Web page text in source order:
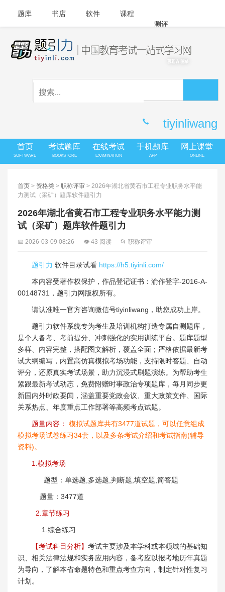
题库 书店 软件
课程
测评
APP下载
tiyinliwang
首页
SOFTWARE
考试题库
BOOKSTORE
在线考试
EXAMINATION
手机题库
APP
网上课堂
ONLINE
首页 > 资格类 > 职称评审 > 2026年湖北省黄石市工程专业职务水平能
力测试（采矿）题库软件题引力
2026年湖北省黄石市工程专业职务水平能力测
试（采矿）题库软件题引力
📅 2026-03-09 08:26 👁 43 阅读 📂 职称评审
题引力 软件目录试看 https://h5.tiyinli.com/
本内容受著作权保护，作品登记证书：渝作登字-2016-A-
00148731，题引力网版权所有。
请认准唯一官方咨询微信号tiyinliwang，助您成功上岸。
题引力软件系统专为考生及培训机构打造专属自测题库，
是个人备考、考前提分、冲刺强化的实用训练平台。题库题型
多样、内容完整，搭配图文解析，覆盖全面；严格依据最新考
试大纲编写，内置高仿真模拟考场功能，支持限时答题、自动
评分，还原真实考试场景，助力沉浸式刷题演练。为帮助考生
紧跟最新考试动态，免费附赠时事政治专项题库，每月同步更
新国内外时政要闻，涵盖重要党政会议、重大政策文件、国际
关系热点、年度重点工作部署等高频考点试题。
题量内容： 模拟试题库共有3477道试题，可以任意组成
模拟考场试卷练习34套，以及多条考试介绍和考试指南(辅导
资料)。
1.模拟考场
题型：单选题,多选题,判断题,填空题,简答题
题量：3477道
2.章节练习
1.综合练习
【考试科目分析】 考试主要涉及本学科或本领域的基础知
识、相关法律法规和实务应用内容，备考应以报考地历年真题
为导向，了解本省命题特色和重点考查方向，制定针对性复习
计划。